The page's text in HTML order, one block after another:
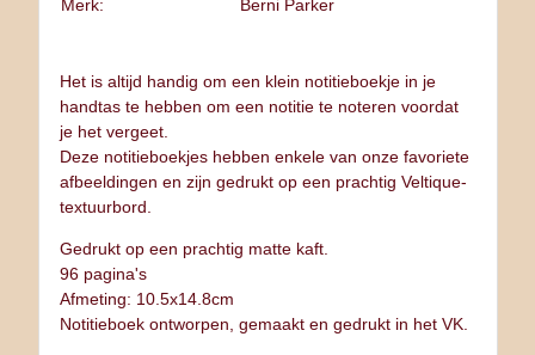
Merk:
Berni Parker
Het is altijd handig om een klein notitieboekje in je
handtas te hebben om een notitie te noteren voordat
je het vergeet.
Deze notitieboekjes hebben enkele van onze favoriete
afbeeldingen en zijn gedrukt op een prachtig Veltique-
textuurbord.
Gedrukt op een prachtig matte kaft.
96 pagina's
Afmeting: 10.5x14.8cm
Notitieboek ontworpen, gemaakt en gedrukt in het VK.